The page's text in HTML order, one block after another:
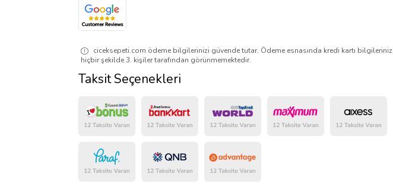
ciceksepeti.com ödeme bilgilerinizi güvende tutar. Ödeme esnasında kredi kartı bilgileriniz
hiçbir şekilde 3. kişiler tarafından görünmemektedir.
Taksit Seçenekleri